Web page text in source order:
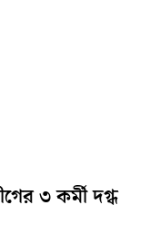
৩ কর্মী দগ্ধ